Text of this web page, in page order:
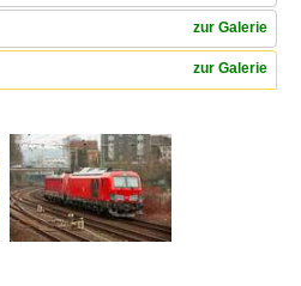
zur Galerie
zur Galerie